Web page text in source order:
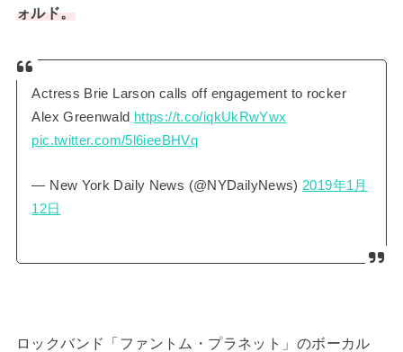
ォルド。
Actress Brie Larson calls off engagement to rocker
Alex Greenwald https://t.co/iqkUkRwYwx
pic.twitter.com/5l6ieeBHVq
— New York Daily News (@NYDailyNews) 2019年1月
12日
ロックバンド「ファントム・プラネット」のボーカル